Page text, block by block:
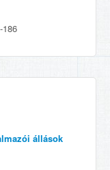
186
állások